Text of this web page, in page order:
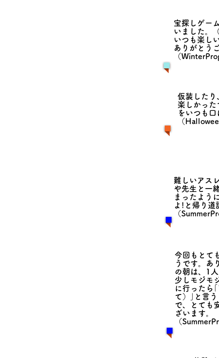
宝探しゲー
いました。
いつも楽し
ありがとう
（
仮装したり
楽しかった
をいつも
（
難しいアス
や先生と一
まったよう
よ!と帰り道
（
今回もとて
うです。あ
の朝は、1
少しモジモ
に行ったら
て）｣と言
で、とても
ざいます。
（